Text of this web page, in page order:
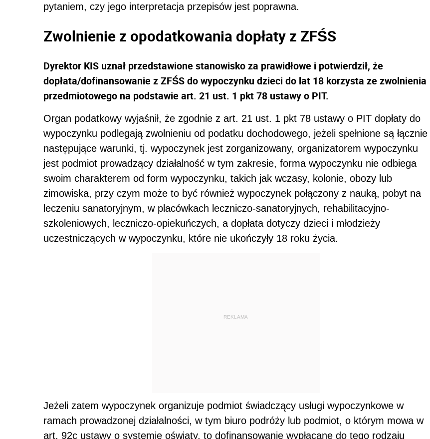
pytaniem, czy jego interpretacja przepisów jest poprawna.
Zwolnienie z opodatkowania dopłaty z ZFŚS
Dyrektor KIS uznał przedstawione stanowisko za prawidłowe i potwierdził, że
dopłata/dofinansowanie z ZFŚS do wypoczynku dzieci do lat 18 korzysta ze zwolnienia
przedmiotowego na podstawie art. 21 ust. 1 pkt 78 ustawy o PIT.
Organ podatkowy wyjaśnił, że zgodnie z art. 21 ust. 1 pkt 78 ustawy o PIT dopłaty do
wypoczynku podlegają zwolnieniu od podatku dochodowego, jeżeli spełnione są łącznie
następujące warunki, tj. wypoczynek jest zorganizowany, organizatorem wypoczynku
jest podmiot prowadzący działalność w tym zakresie, forma wypoczynku nie odbiega
swoim charakterem od form wypoczynku, takich jak wczasy, kolonie, obozy lub
zimowiska, przy czym może to być również wypoczynek połączony z nauką, pobyt na
leczeniu sanatoryjnym, w placówkach leczniczo-sanatoryjnych, rehabilitacyjno-
szkoleniowych, leczniczo-opiekuńczych, a dopłata dotyczy dzieci i młodzieży
uczestniczących w wypoczynku, które nie ukończyły 18 roku życia.
REKLAMA
Jeżeli zatem wypoczynek organizuje podmiot świadczący usługi wypoczynkowe w
ramach prowadzonej działalności, w tym biuro podróży lub podmiot, o którym mowa w
art. 92c ustawy o systemie oświaty, to dofinansowanie wypłacane do tego rodzaju